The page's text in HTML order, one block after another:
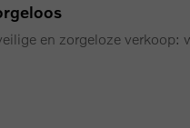
en zorgeloze verkoop: